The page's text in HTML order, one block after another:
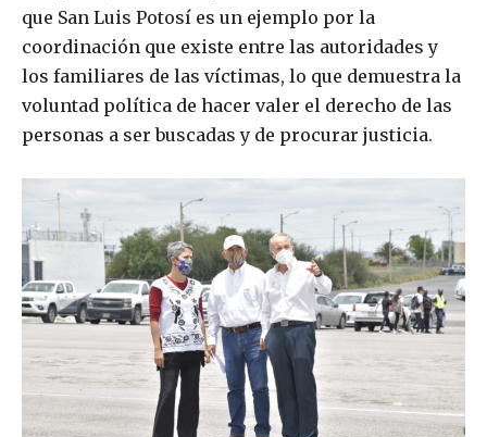
que San Luis Potosí es un ejemplo por la
coordinación que existe entre las autoridades y
los familiares de las víctimas, lo que demuestra la
voluntad política de hacer valer el derecho de las
personas a ser buscadas y de procurar justicia.